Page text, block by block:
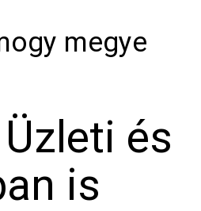
megye
és
is